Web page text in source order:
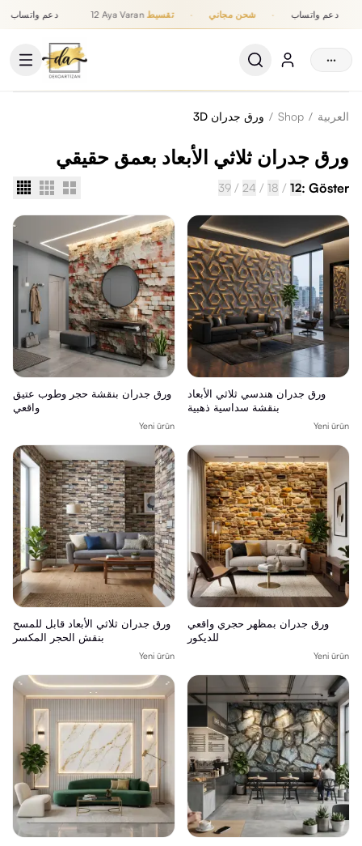
دعم واتساب 12 Aya Varan تقسيط شحن مجاني دعم واتساب
···
العربية /
Shop
/ ورق جدران 3D
ورق جدران ثلاثي الأبعاد بعمق حقيقي
Göster :
12
/
18
/
24
/
39
ورق جدران هندسي ثلاثي الأبعاد
بنقشة سداسية ذهبية
Yeni ürün
ورق جدران بنقشة حجر وطوب عتيق
واقعي
Yeni ürün
ورق جدران بمظهر حجري واقعي
للديكور
Yeni ürün
ورق جدران ثلاثي الأبعاد قابل للمسح
بنقش الحجر المكسر
Yeni ürün